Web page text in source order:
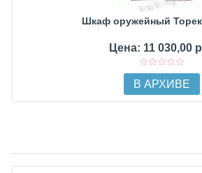
Шкаф оружейный
Цена: 11 030,00
В АРХИВЕ